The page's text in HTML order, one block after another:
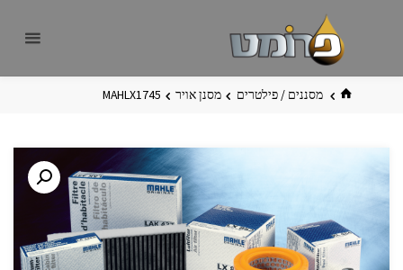
בית מסננים / פילטרים מסנן אויר MAHLX1745